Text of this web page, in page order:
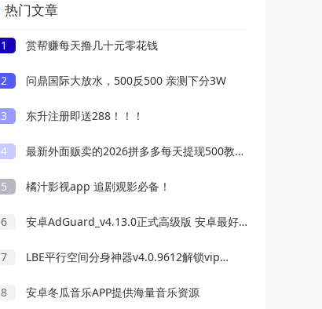
热门文章
1 赏帮赚每天撸几十元零花钱
2 问鼎国际大放水，500反500 亲测下分3W
3 东升注册即送288！！！
4 最新外面贩卖的2026拼多多每天提现500教程来了
5 橘汁影视app 追剧观影必备！
6 安卓AdGuard_v4.13.0正式高级版 安卓最好用的广告过滤器
7 LBE平行空间分身神器v4.0.9612解锁vip专业版
8 安卓冬瓜音乐APP提供海量音乐资源